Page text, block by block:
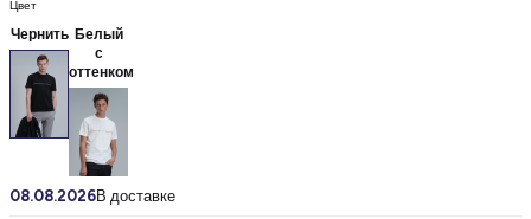
Цвет
Чернить Белый
с
оттенком
08.08.2026В доставке